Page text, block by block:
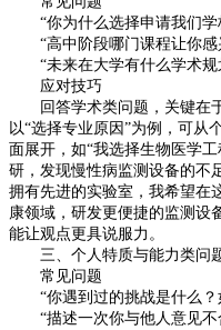
“你为什么选择申请我们学
“高中阶段哪门课程让你感
“未来在大学有什么学术规
应对技巧
回答学术类问题，关键在于
以“选择专业原因”为例，可从
面展开，如“我选择生物医学
研，发现慢性病监测设备的不
拥有先进的实验室，我希望在
康领域，研发更便捷的监测设
能让观点更具说服力。
三、个人特质与能力类问
常见问题
“你遇到过的挑战是什么？
“描述一次你与他人意见不